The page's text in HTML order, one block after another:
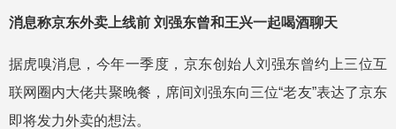
消息称京东外卖上线前 刘强东曾和王兴一起喝酒聊天
据虎嗅消息，今年一季度，京东创始人刘强东曾约上三位互
联网圈内大佬共聚晚餐，席间刘强东向三位“老友”表达了京东
即将发力外卖的想法。